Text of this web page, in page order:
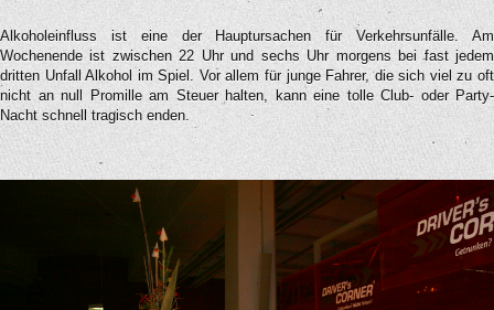
Alkoholeinfluss ist eine der Hauptursachen für Verkehrsunfälle. Am
Wochenende ist zwischen 22 Uhr und sechs Uhr morgens bei fast jedem
dritten Unfall Alkohol im Spiel. Vor allem für junge Fahrer, die sich viel zu oft
nicht an null Promille am Steuer halten, kann eine tolle Club- oder Party-
Nacht schnell tragisch enden.